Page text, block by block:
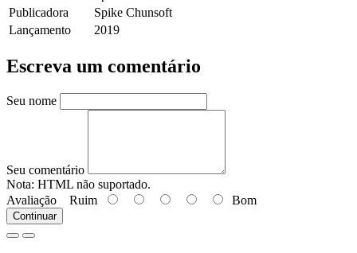
Publicadora
Spike Chunsoft
Lançamento
2019
Escreva um comentário
Seu nome
Seu comentário
Nota: HTML não suportado.
Avaliação Ruim Bom
Continuar